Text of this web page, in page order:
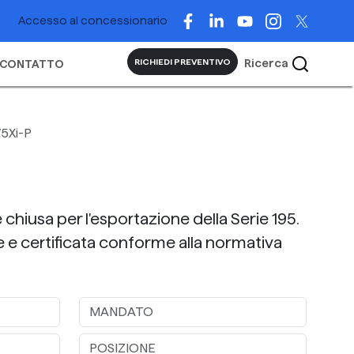
Accesso al concessionario
RICHIEDI PREVENTIVO Ricerca
P
per l'esportazione della Serie 195.
certificata conforme alla normativa